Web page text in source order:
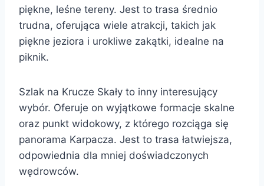
piękne, leśne tereny. Jest to trasa średnio
trudna, oferująca wiele atrakcji, takich jak
piękne jeziora i urokliwe zakątki, idealne na
piknik.
Szlak na Krucze Skały to inny interesujący
wybór. Oferuje on wyjątkowe formacje skalne
oraz punkt widokowy, z którego rozciąga się
panorama Karpacza. Jest to trasa łatwiejsza,
odpowiednia dla mniej doświadczonych
wędrowców.